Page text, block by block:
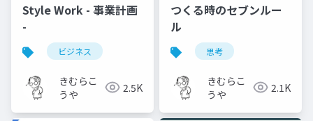
Style Work - 事業計画
-
ビジネス
きむらこ
うや
2.5K
つくる時のセブンルー
ル
思考
きむらこ
うや
2.1K